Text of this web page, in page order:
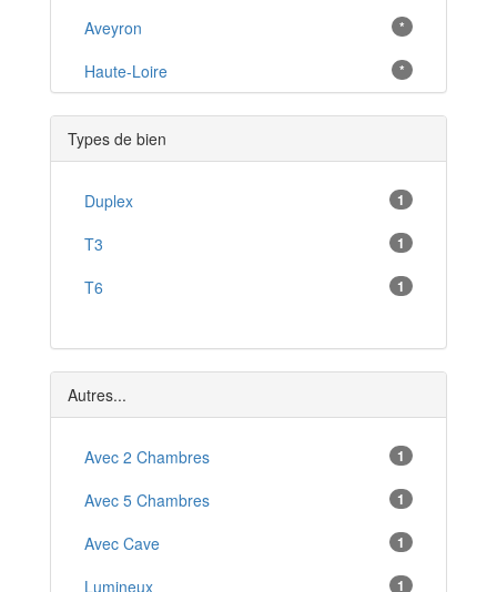
Boisset *
Neuvéglise *
Salers *
Marcolès *
Lanobre *
Leynhac *
Saint-Cernin *
Laveissière *
Raulhac *
Aveyron *
Haute-Loire *
Types de bien
Duplex 1
T3 1
T6 1
Autres...
Avec 2 Chambres 1
Avec 5 Chambres 1
Avec Cave 1
Lumineux 1